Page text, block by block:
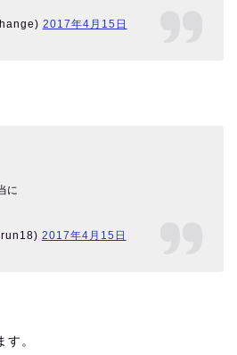
2017年4月15日
に
2017年4月15日
す。